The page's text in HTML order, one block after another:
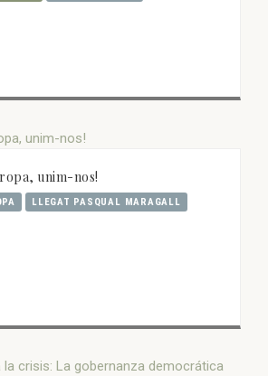
unim-nos!
LLEGAT PASQUAL MARAGALL